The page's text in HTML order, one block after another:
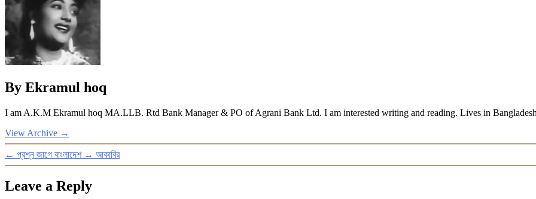
By Ekramul hoq
I am A.K.M Ekramul hoq MA.LLB. Rtd Bank Manager & PO of Agrani Bank Ltd. I am interested writing and reading. Lives in
View Archive →
← প্রশ্ন জাগে বাংলাদেশ → আকাবির
Leave a Reply